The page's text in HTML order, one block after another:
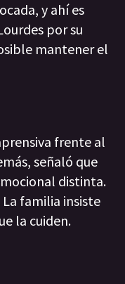
y ahí es
por su
mantener el
frente al
señaló que
distinta.
familia insiste
la cuiden.